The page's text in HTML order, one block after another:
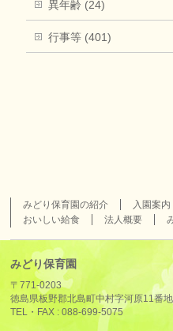
異年齢 (24)
行事等 (401)
みどり保育園の紹介 入園案内
おいしい給食
法人概要
みどり保育園
〒771-0203
徳島県板野郡北島町中村字河原11番
TEL・FAX :088-699-5075